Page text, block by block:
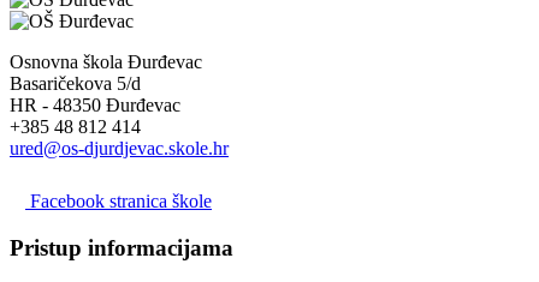
Osnovna škola Đurđevac
Basaričekova 5/d
HR - 48350 Đurđevac
+385 48 812 414
ured@os-djurdjevac.skole.hr
Facebook stranica škole
Pristup informacijama